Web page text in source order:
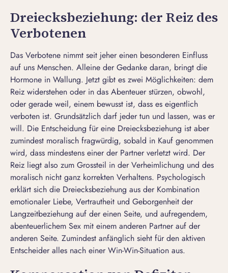
Dreiecksbeziehung: der Reiz des
Verbotenen
Das Verbotene nimmt seit jeher einen besonderen Einfluss
auf uns Menschen. Alleine der Gedanke daran, bringt die
Hormone in Wallung. Jetzt gibt es zwei Möglichkeiten: dem
Reiz widerstehen oder in das Abenteuer stürzen, obwohl,
oder gerade weil, einem bewusst ist, dass es eigentlich
verboten ist. Grundsätzlich darf jeder tun und lassen, was er
will. Die Entscheidung für eine Dreiecksbeziehung ist aber
zumindest moralisch fragwürdig, sobald in Kauf genommen
wird, dass mindestens einer der Partner verletzt wird. Der
Reiz liegt also zum Grossteil in der Verheimlichung und des
moralisch nicht ganz korrekten Verhaltens. Psychologisch
erklärt sich die Dreiecksbeziehung aus der Kombination
emotionaler Liebe, Vertrautheit und Geborgenheit der
Langzeitbeziehung auf der einen Seite, und aufregendem,
abenteuerlichem Sex mit einem anderen Partner auf der
anderen Seite. Zumindest anfänglich sieht für den aktiven
Entscheider alles nach einer Win-Win-Situation aus.